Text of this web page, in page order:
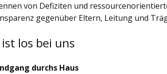
von Defiziten und
gegenüber Eltern, Leitung und
los bei uns
durchs Haus